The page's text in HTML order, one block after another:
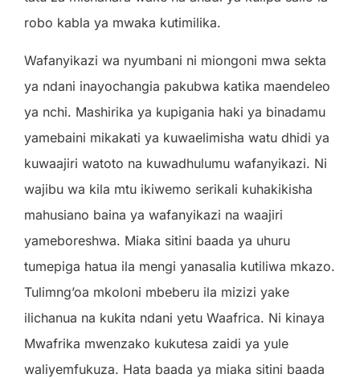
robo kabla ya mwaka kutimilika.
Wafanyikazi wa nyumbani ni miongoni mwa sekta
ya ndani inayochangia pakubwa katika maendeleo
ya nchi. Mashirika ya kupigania haki ya binadamu
yamebaini mikakati ya kuwaelimisha watu dhidi ya
kuwaajiri watoto na kuwadhulumu wafanyikazi. Ni
wajibu wa kila mtu ikiwemo serikali kuhakikisha
mahusiano baina ya wafanyikazi na waajiri
yameboreshwa. Miaka sitini baada ya uhuru
tumepiga hatua ila mengi yanasalia kutiliwa mkazo.
Tulimng’oa mkoloni mbeberu ila mizizi yake
ilichanua na kukita ndani yetu Waafrica. Ni kinaya
Mwafrika mwenzako kukutesa zaidi ya yule
waliyemfukuza. Hata baada ya miaka sitini baada